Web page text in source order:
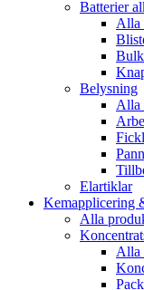
Batterier
Alla
Bulk
Belysning
Alla
Elartiklar
Kemapplicering
Alla
Alla